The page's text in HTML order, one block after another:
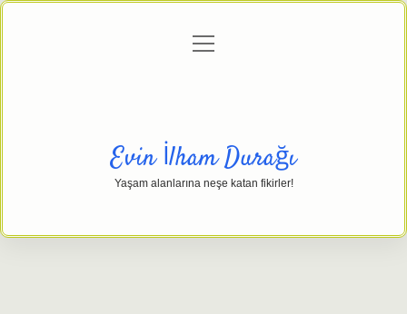
Gizlilik Politikası
menüyü
Evin İlham Durağı
Yaşam alanlarına neşe katan fikirler!